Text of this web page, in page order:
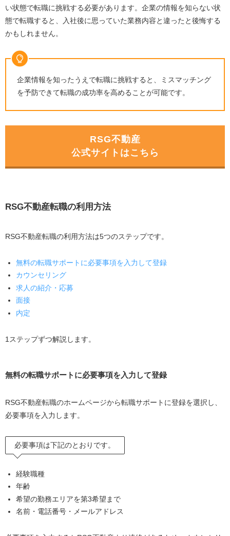
い状態で転職に挑戦する必要があります。企業の情報を知らない状
態で転職すると、入社後に思っていた業務内容と違ったと後悔する
かもしれません。
企業情報を知ったうえで転職に挑戦すると、ミスマッチング
を予防できて転職の成功率を高めることが可能です。
RSG不動産
公式サイトはこちら
RSG不動産転職の利用方法
RSG不動産転職の利用方法は5つのステップです。
無料の転職サポートに必要事項を入力して登録
カウンセリング
求人の紹介・応募
面接
内定
1ステップずつ解説します。
無料の転職サポートに必要事項を入力して登録
RSG不動産転職のホームページから転職サポートに登録を選択し、
必要事項を入力します。
必要事項は下記のとおりです。
経験職種
年齢
希望の勤務エリアを第3希望まで
名前・電話番号・メールアドレス